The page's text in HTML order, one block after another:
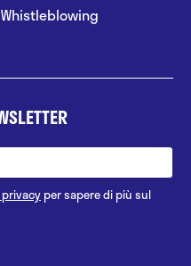
Whistleblowing
per sapere di più sul